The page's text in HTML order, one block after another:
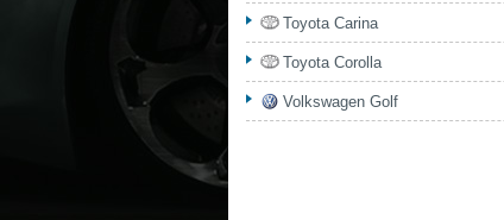
Toyota Carina
Toyota Corolla
Volkswagen Golf